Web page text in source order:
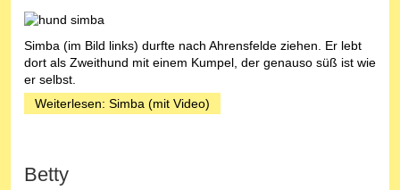
Simba (im Bild links) durfte nach Ahrensfelde ziehen. Er lebt
dort als Zweithund mit einem Kumpel, der genauso süß ist wie
er selbst.
Weiterlesen: Simba (mit Video)
Betty